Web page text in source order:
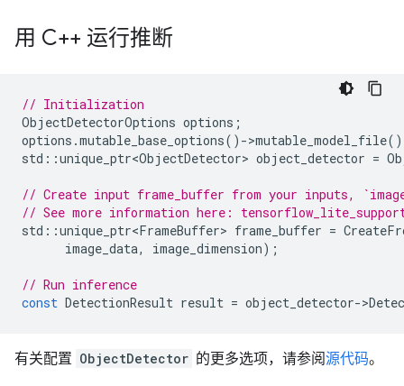
用 C++ 运行推断
// Initialization
ObjectDetectorOptions options ;
options .mutable_base_options() ->mutable_model_file()
std ::unique_ptr<ObjectDetector> object_detector =
// Create input frame_buffer from your inputs,
// See more information here:
std ::unique_ptr<FrameBuffer> frame_buffer =
image_data, image_dimension);
// Run inference
const DetectionResult result = object_detector->
有关配置 ObjectDetector 的更多选项，请参阅源代码。